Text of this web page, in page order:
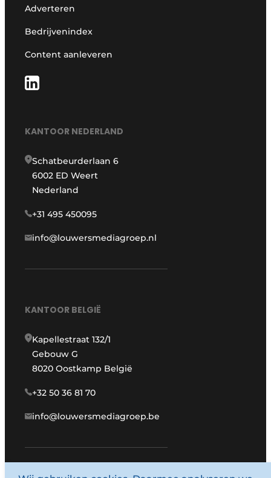
Adverteren
Bedrijvenindex
Content aanleveren
KANTOOR NEDERLAND
Schatbeurderlaan 6
6002 ED Weert
Nederland
+31 495 450095
info@louwersmediagroep.nl
KANTOOR BELGIË
Kapellestraat 132/1
Gebouw G
8020 Oostkamp België
+32 50 36 81 70
info@louwersmediagroep.be